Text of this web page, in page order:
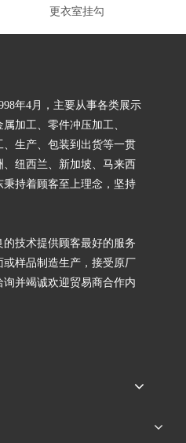
更衣室挂勾
年4月，主要从事各类展示
加工、零件冲压加工、
生产、包装到出货等一贯
纽西兰、新加坡、马来西
持着顾客至上理念，坚持
技术提供顾客最好的服务
样品制造生产，接受原厂
并竭诚欢迎贸易商合作内